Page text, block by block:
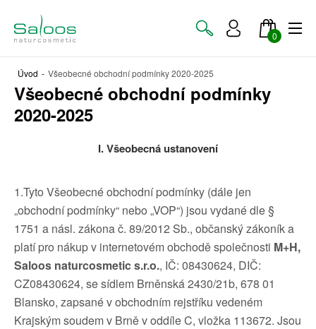
0
Úvod - Všeobecné obchodní podmínky 2020-2025
Všeobecné obchodní podmínky
2020-2025
I. Všeobecná ustanovení
1.Tyto Všeobecné obchodní podmínky (dále jen
„obchodní podmínky“ nebo „VOP“) jsou vydané dle §
1751 a násl. zákona č. 89/2012 Sb., občanský zákoník a
platí pro nákup v internetovém obchodě společnosti M+H,
Saloos naturcosmetic s.r.o., IČ: 08430624, DIČ:
CZ08430624, se sídlem Brněnská 2430/21b, 678 01
Blansko, zapsané v obchodním rejstříku vedeném
Krajským soudem v Brně v oddíle C, vložka 113672. Jsou